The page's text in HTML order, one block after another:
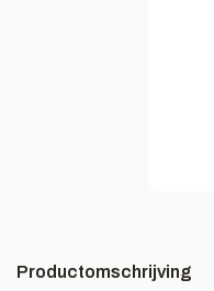
Productomschrijving